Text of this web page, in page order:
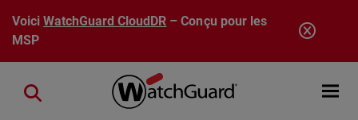
Aller au contenu principal
VoiciWatchGuard CloudDR – Conçu pour les
MSP
Open
Close search